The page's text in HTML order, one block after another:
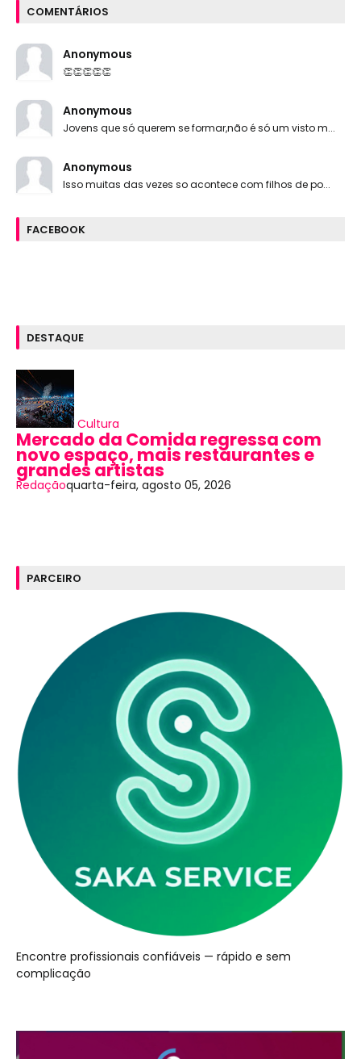
COMENTÁRIOS
Anonymous
👏👏👏👏👏
Anonymous
Jovens que só querem se formar,não é só um visto m...
Anonymous
Isso muitas das vezes so acontece com filhos de po...
FACEBOOK
DESTAQUE
Cultura
Mercado da Comida regressa com
novo espaço, mais restaurantes e
grandes artistas
Redaçãoquarta-feira, agosto 05, 2026
PARCEIRO
Encontre profissionais confiáveis — rápido e sem
complicação